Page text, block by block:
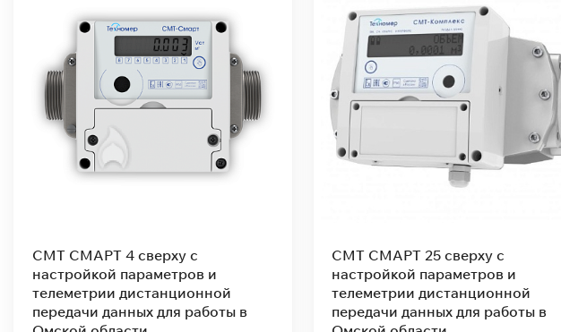
СМТ СМАРТ 25 сверху с
настройкой параметров и
телеметрии дистанционной
передачи данных для работы в
СМТ СМАРТ G16 с настройкой
параметров и телеметрии
дистанционной передачи данных
для работы в Омской области